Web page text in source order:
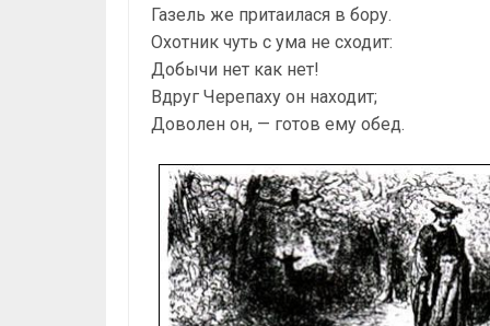
Газель же притаилася в бору.
Охотник чуть с ума не сходит:
Добычи нет как нет!
Вдруг Черепаху он находит;
Доволен он, — готов ему обед.